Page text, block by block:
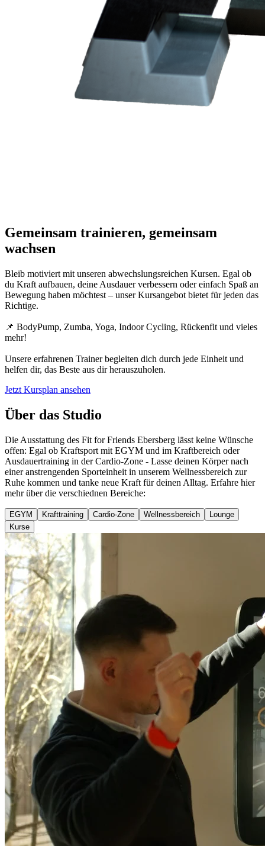
Gemeinsam trainieren, gemeinsam
wachsen
Bleib motiviert mit unseren abwechslungsreichen Kursen. Egal ob
du Kraft aufbauen, deine Ausdauer verbessern oder einfach Spaß an
Bewegung haben möchtest – unser Kursangebot bietet für jeden das
Richtige.
📌 BodyPump, Zumba, Yoga, Indoor Cycling, Rückenfit und vieles
mehr!
Unsere erfahrenen Trainer begleiten dich durch jede Einheit und
helfen dir, das Beste aus dir herauszuholen.
Jetzt Kursplan ansehen
Über das Studio
Die Ausstattung des Fit for Friends Ebersberg lässt keine Wünsche
offen: Egal ob Kraftsport mit EGYM und im Kraftbereich oder
Ausdauertraining in der Cardio-Zone - Lasse deinen Körper nach
einer anstrengenden Sporteinheit in unserem Wellnessbereich zur
Ruhe kommen und tanke neue Kraft für deinen Alltag. Erfahre hier
mehr über die verschiednen Bereiche:
EGYM Krafttraining Cardio-Zone Wellnessbereich
Lounge
Kurse